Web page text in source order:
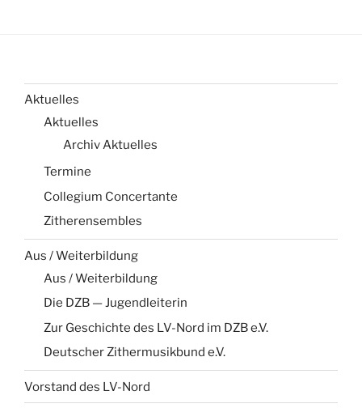
Aktuelles
Aktuelles
Archiv Aktuelles
Termine
Collegium Concertante
Zitherensembles
Aus / Weiterbildung
Aus / Weiterbildung
Die DZB — Jugendleiterin
Zur Geschichte des LV-Nord im DZB e.V.
Deutscher Zithermusikbund e.V.
Vorstand des LV-Nord